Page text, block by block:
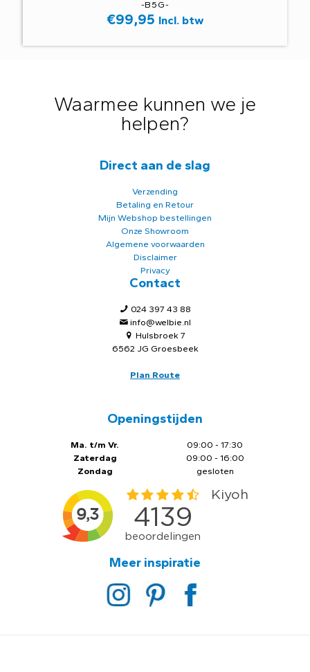
-B5G-
€99,95 Incl. btw
Waarmee kunnen we je
helpen?
Direct aan de slag
Verzending
Betaling en Retour
Mijn Webshop bestellingen
Onze Showroom
Algemene voorwaarden
Disclaimer
Privacy
Contact
024 397 43 88
info@welbie.nl
Hulsbroek 7
6562 JG Groesbeek
Plan Route
Openingstijden
Ma. t/m Vr.
Zaterdag
Zondag
09:00 - 17:30
09:00 - 16:00
gesloten
Meer inspiratie